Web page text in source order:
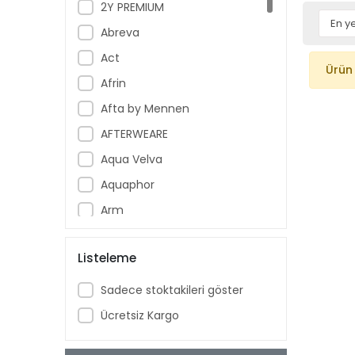
2Y PREMIUM
Abreva
Act
Afrin
Afta by Mennen
AFTERWEARE
Aqua Velva
Aquaphor
Arm
Aspercreme
Aussie
Aveeno Baby
Listeleme
Sadece stoktakileri göster
Ücretsiz Kargo